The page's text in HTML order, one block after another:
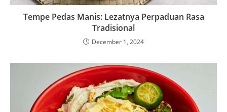
Tempe Pedas Manis: Lezatnya Perpaduan Rasa
Tradisional
December 1, 2024